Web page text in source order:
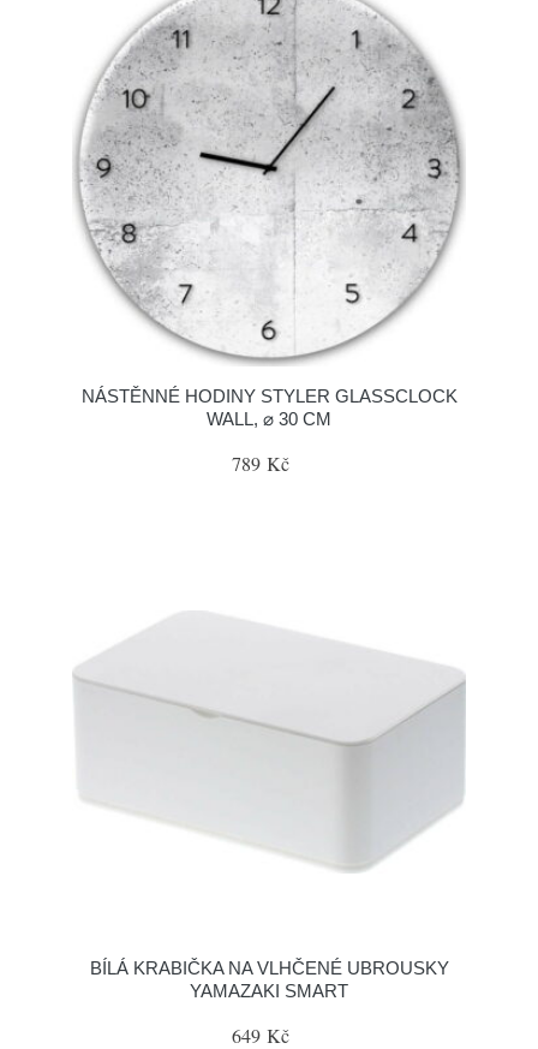
NÁSTĚNNÉ HODINY STYLER GLASSCLOCK
WALL, ⌀ 30 CM
789 Kč
BÍLÁ KRABIČKA NA VLHČENÉ UBROUSKY
YAMAZAKI SMART
649 Kč